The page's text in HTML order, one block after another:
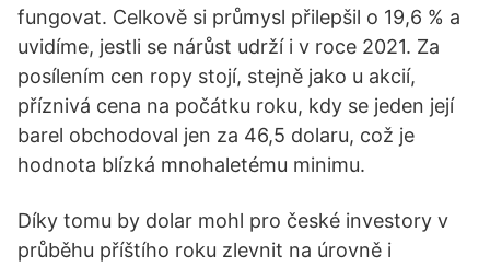
fungovat. Celkově si průmysl přilepšil o 19,6 % a
uvidíme, jestli se nárůst udrží i v roce 2021. Za
posílením cen ropy stojí, stejně jako u akcií,
příznivá cena na počátku roku, kdy se jeden její
barel obchodoval jen za 46,5 dolaru, což je
hodnota blízká mnohaletému minimu.
Díky tomu by dolar mohl pro české investory v
průběhu příštího roku zlevnit na úrovně i